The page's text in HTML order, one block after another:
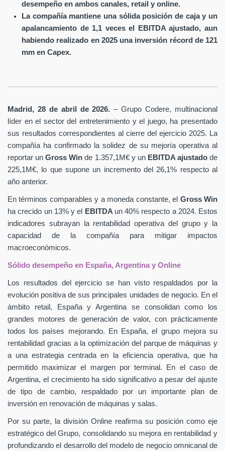
desempeño en ambos canales, retail y online.
La compañía mantiene una sólida posición de caja y un
apalancamiento de 1,1 veces el EBITDA ajustado, aun
habiendo realizado en 2025 una inversión récord de 121
mm en Capex.
Madrid, 28 de abril de 2026. – Grupo Codere, multinacional
líder en el sector del entretenimiento y el juego, ha presentado
sus resultados correspondientes al cierre del ejercicio 2025. La
compañía ha confirmado la solidez de su mejoría operativa al
reportar unGross Winde 1.357,1M€ y un EBITDA ajustadode
225,1M€, lo que supone un incremento del 26,1% respecto al
año anterior.
En términos comparables y a moneda constante, el Gross Win
ha crecido un 13% y el
EBITDA un 40% respecto a 2024. Estos
indicadores subrayan la rentabilidad operativa del grupo y la
capacidad de la compañía para mitigar impactos
macroeconómicos.
Sólido desempeño en España, Argentina y Online
Los resultados del ejercicio se han visto respaldados por la
evolución positiva de sus principales unidades de negocio. En el
ámbito retail, España y Argentina se consolidan como los
grandes motores de generación de valor, con prácticamente
todos los países mejorando. En España, el grupo mejora su
rentabilidad gracias a la optimización del parque de máquinas y
a una estrategia centrada en la eficiencia operativa, que ha
permitido maximizar el margen por terminal. En el caso de
Argentina, el crecimiento ha sido significativo a pesar del ajuste
de tipo de cambio, respaldado por un importante plan de
inversión en renovación de máquinas y salas.
Por su parte, la división Online reafirma su posición como eje
estratégico del Grupo, consolidando su mejora en rentabilidad y
profundizando el desarrollo del modelo de negocio omnicanal de